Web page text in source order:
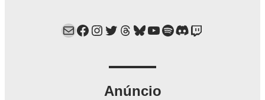
Mail Facebook Instagram Twitter Threads Bluesky YouTube Spotify Discord Twitch
Anúncio